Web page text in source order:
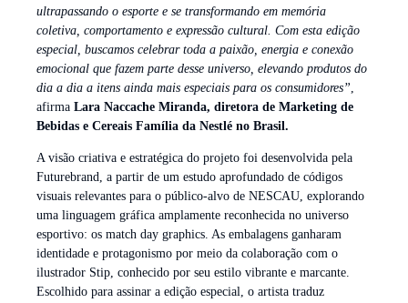
ultrapassando o esporte e se transformando em memória
coletiva, comportamento e expressão cultural. Com esta edição
especial, buscamos celebrar toda a paixão, energia e conexão
emocional que fazem parte desse universo, elevando produtos do
dia a dia a itens ainda mais especiais para os consumidores”
afirma Lara Naccache Miranda, diretora de Marketing de
Bebidas e Cereais Família da Nestlé no Brasil.
A visão criativa e estratégica do projeto foi desenvolvida pela
Futurebrand, a partir de um estudo aprofundado de códigos
visuais relevantes para o público-alvo de NESCAU, explorando
uma linguagem gráfica amplamente reconhecida no universo
esportivo: os match day graphics. As embalagens ganharam
identidade e protagonismo por meio da colaboração com o
ilustrador Stip, conhecido por seu estilo vibrante e marcante.
Escolhido para assinar a edição especial, o artista traduz